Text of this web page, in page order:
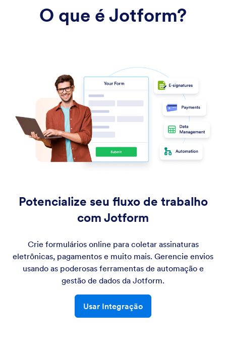
O que é Jotform?
Potencialize seu fluxo de trabalho
com Jotform
Crie formulários online para coletar assinaturas
eletrônicas, pagamentos e muito mais. Gerencie envios
usando as poderosas ferramentas de automação e
gestão de dados da Jotform.
Usar Integração